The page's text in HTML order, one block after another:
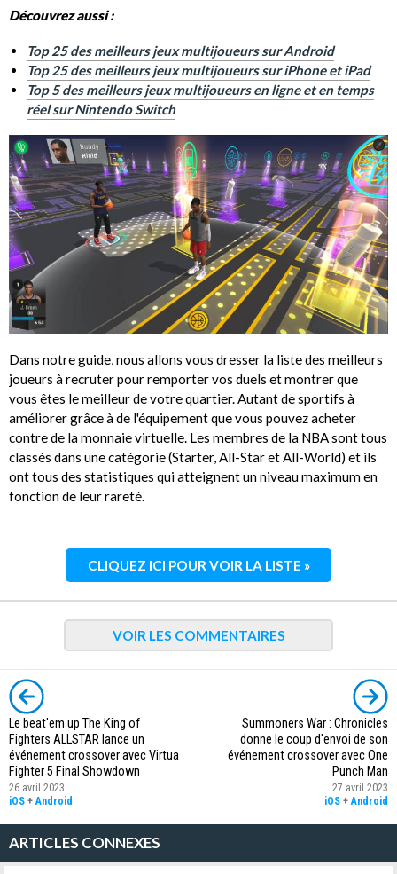
Découvrez aussi :
Top 25 des meilleurs jeux multijoueurs sur Android
Top 25 des meilleurs jeux multijoueurs sur iPhone et iPad
Top 5 des meilleurs jeux multijoueurs en ligne et en temps
réel sur Nintendo Switch
Dans notre guide, nous allons vous dresser la liste des meilleurs
joueurs à recruter pour remporter vos duels et montrer que
vous êtes le meilleur de votre quartier. Autant de sportifs à
améliorer grâce à de l'équipement que vous pouvez acheter
contre de la monnaie virtuelle. Les membres de la NBA sont tous
classés dans une catégorie (Starter, All-Star et All-World) et ils
ont tous des statistiques qui atteignent un niveau maximum en
fonction de leur rareté.
CLIQUEZ ICI POUR VOIR LA LISTE »
VOIR LES COMMENTAIRES
Le beat'em up The King of
Fighters ALLSTAR lance un
événement crossover avec Virtua
Fighter 5 Final Showdown
26 avril 2023
iOS +Android
Summoners War : Chronicles
donne le coup d'envoi de son
événement crossover avec One
Punch Man
27 avril 2023
iOS +Android
ARTICLES CONNEXES